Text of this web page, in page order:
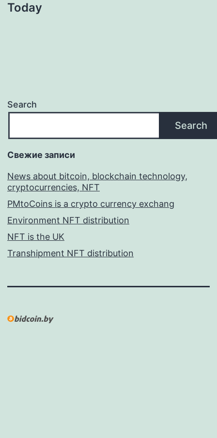
Today
Search
Search
Свежие записи
News about bitcoin, blockchain technology,
cryptocurrencies, NFT
PMtoCoins is a crypto currency exchang
Environment NFT distribution
NFT is the UK
Transhipment NFT distribution